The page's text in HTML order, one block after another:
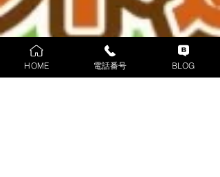
HOME 電話番号 BLOG